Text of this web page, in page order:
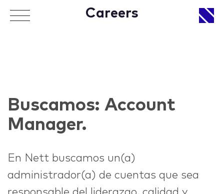
Careers
Buscamos: ​Account
Manager​.
En Nett buscamos un(a)
administrador(a) de cuentas que sea
WORKS
LIFE